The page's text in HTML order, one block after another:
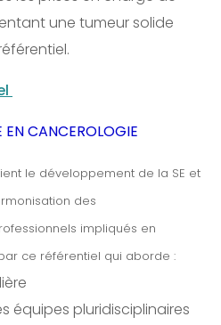
une tumeur solide
CANCEROLOGIE
le développement de la SE et
des
impliqués en
ce référentiel qui aborde :
équipes pluridisciplinaires